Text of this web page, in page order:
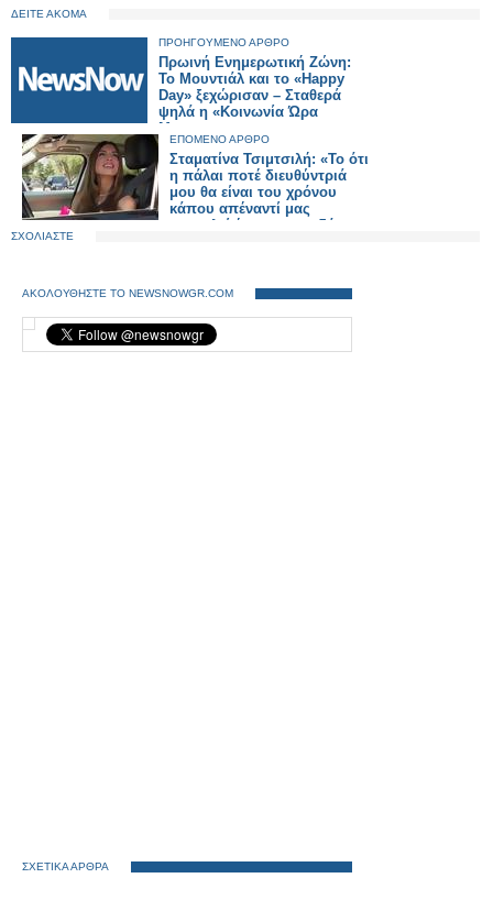
ΔΕΙΤΕ ΑΚΟΜΑ
ΠΡΟΗΓΟΥΜΕΝΟ ΑΡΘΡΟ
Πρωινή Ενημερωτική Ζώνη:
Το Μουντιάλ και το «Happy
Day» ξεχώρισαν – Σταθερά
ψηλά η «Κοινωνία Ώρα
Mega»
ΕΠΟΜΕΝΟ ΑΡΘΡΟ
Σταματίνα Τσιμτσιλή: «Το ότι
η πάλαι ποτέ διευθύντριά
μου θα είναι του χρόνου
κάπου απέναντί μας
αποτελεί ένα ιντριγκαδόρικο
ΣΧΟΛΙΑΣΤΕ
ΑΚΟΛΟΥΘΗΣΤΕ ΤΟ NEWSNOWGR.COM
ΣΧΕΤΙΚΑ ΑΡΘΡΑ